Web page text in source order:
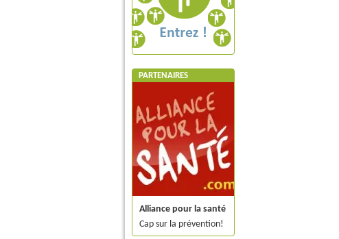
PARTENAIRES
Alliance pour la santé
Cap sur la prévention!